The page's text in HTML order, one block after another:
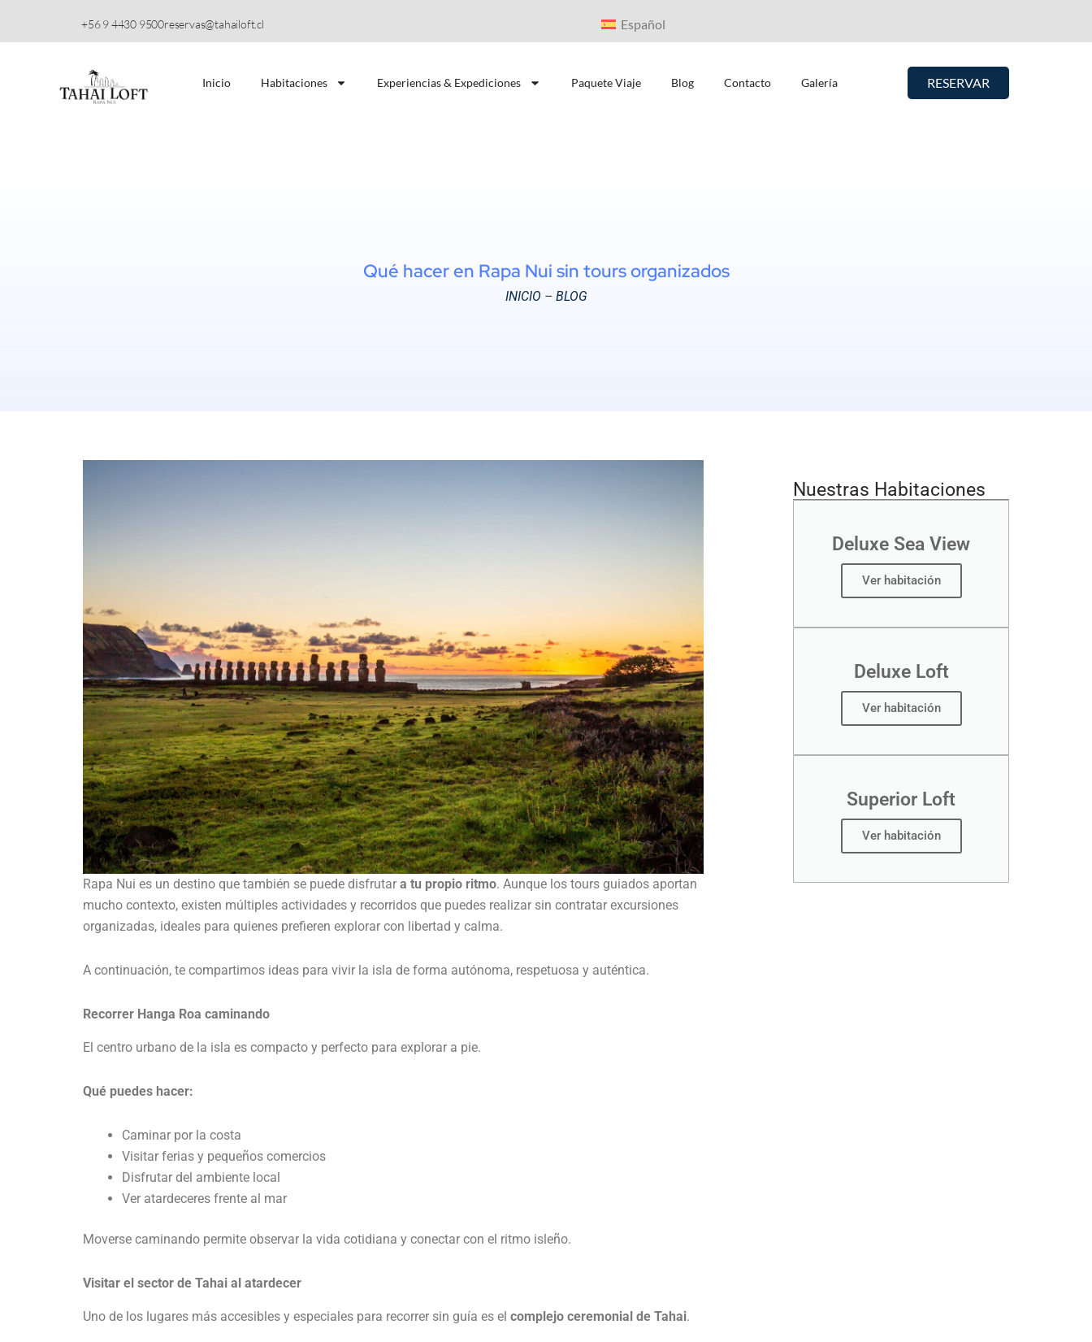
+56 9 4430 9500reservas@tahailoft.cl Español
Inicio Habitaciones Experiencias & Expediciones Paquete Viaje Blog Contacto Galería RESERVAR
Qué hacer en Rapa Nui sin tours organizados
INICIO – BLOG
Rapa Nui es un destino que también se puede disfrutar a tu propio ritmo. Aunque los tours guiados aportan
mucho contexto, existen múltiples actividades y recorridos que puedes realizar sin contratar excursiones
organizadas, ideales para quienes prefieren explorar con libertad y calma.
A continuación, te compartimos ideas para vivir la isla de forma autónoma, respetuosa y auténtica.
Recorrer Hanga Roa caminando
El centro urbano de la isla es compacto y perfecto para explorar a pie.
Qué puedes hacer:
Caminar por la costa
Visitar ferias y pequeños comercios
Disfrutar del ambiente local
Ver atardeceres frente al mar
Moverse caminando permite observar la vida cotidiana y conectar con el ritmo isleño.
Visitar el sector de Tahai al atardecer
Uno de los lugares más accesibles y especiales para recorrer sin guía es el complejo ceremonial de Tahai.
Nuestras Habitaciones
Deluxe Sea View
Ver habitación
Deluxe Loft
Ver habitación
Superior Loft
Ver habitación